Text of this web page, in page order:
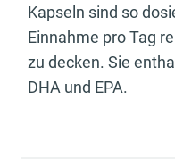
Kapseln sind so
Einnahme pro Tag
zu decken. Sie
DHA und EPA.